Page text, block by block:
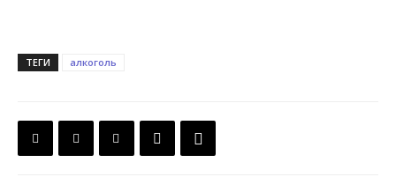
ТЕГИ алкоголь